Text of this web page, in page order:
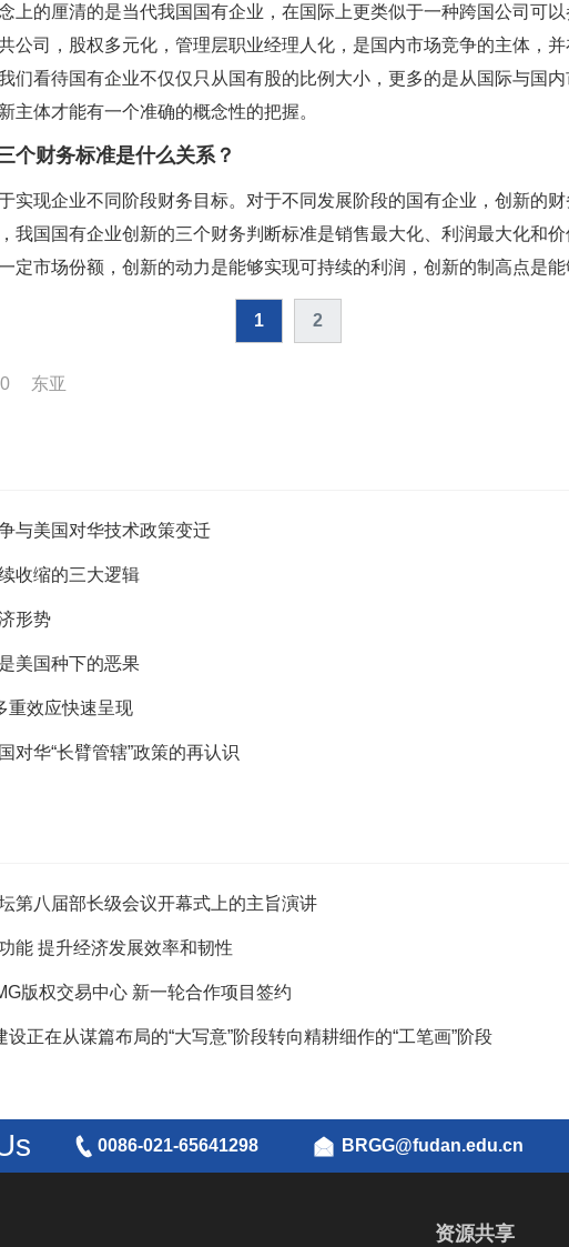
上的厘清的是当代我国国有企业，在国际上更类似于一种跨国公司可
公司，股权多元化，管理层职业经理人化，是国内市场竞争的主体，
们看待国有企业不仅仅只从国有股的比例大小，更多的是从国际与国
主体才能有一个准确的概念性的把握。
个财务标准是什么关系？
实现企业不同阶段财务目标。对于不同发展阶段的国有企业，创新的
我国国有企业创新的三个财务判断标准是销售最大化、利润最大化和
定市场份额，创新的动力是能够实现可持续的利润，创新的制高点是能
1 2
东亚
与美国对华技术政策变迁
收缩的三大逻辑
形势
美国种下的恶果
重效应快速呈现
对华“长臂管辖”政策的再认识
第八届部长级会议开幕式上的主旨演讲
能 提升经济发展效率和韧性
版权交易中心 新一轮合作项目签约
设正在从谋篇布局的“大写意”阶段转向精耕细作的“工笔画”阶段
0086-021-65641298 BRGG@fudan.edu.cn
资源共享